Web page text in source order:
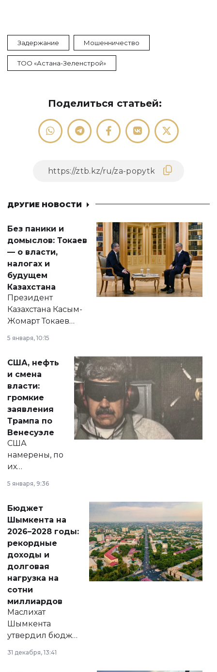
Задержание Мошенничество
ТОО «Астана-Зеленстрой»
Поделиться статьей:
ДРУГИЕ НОВОСТИ
Без паники и
домыслов: Токаев
— о власти,
налогах и
будущем
Казахстана
Президент
Казахстана Касым-
Жомарт Токаев
сразу несколько
актуальных тем —
от слухов о
политических
реформах до
вопросов армии,
экономики и
личного здоровья.
5 января, 10:15
США, нефть
и смена
власти:
громкие
заявления
Трампа по
Венесуэле
США
намерены, по
их
принести
народу
Венесуэлы.
5 января, 9:36
Бюджет
Шымкента на
2026–2028 годы:
рекордные
доходы и
долговая
нагрузка на
сотни
миллиардов
Маслихат
Шымкента
утвердил бюджет
города на 2026–
2028 годы.
31 декабря, 13:41